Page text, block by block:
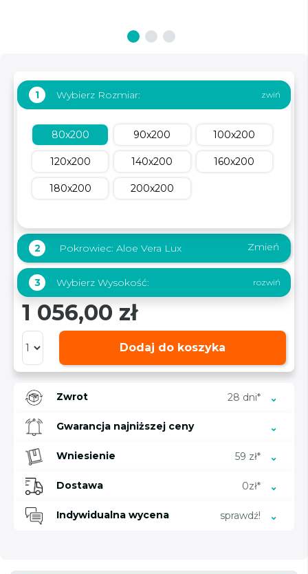
1 Wybierz Rozmiar:
80x200 90x200 100x200
120x200 140x200 160x200
180x200 200x200
2 Pokrowiec: Aloe Vera Lux Zmień
3 Wybierz Wysokość:
1 056,00 zł
Dodaj do koszyka
Zwrot 28 dni*
Gwarancja najniższej ceny
Wniesienie 59 zł*
Dostawa 0zł*
Indywidualna wycena sprawdź!